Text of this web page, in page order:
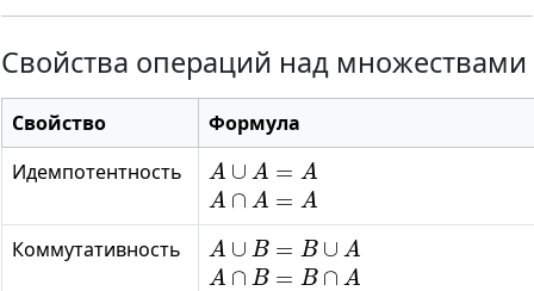
Свойства операций над множествами
Свойство
Формула
Идемпотентность
A∪A=A
A∩A=A
Коммутативность
A∪B=B∪A
A∩B= B∩ A